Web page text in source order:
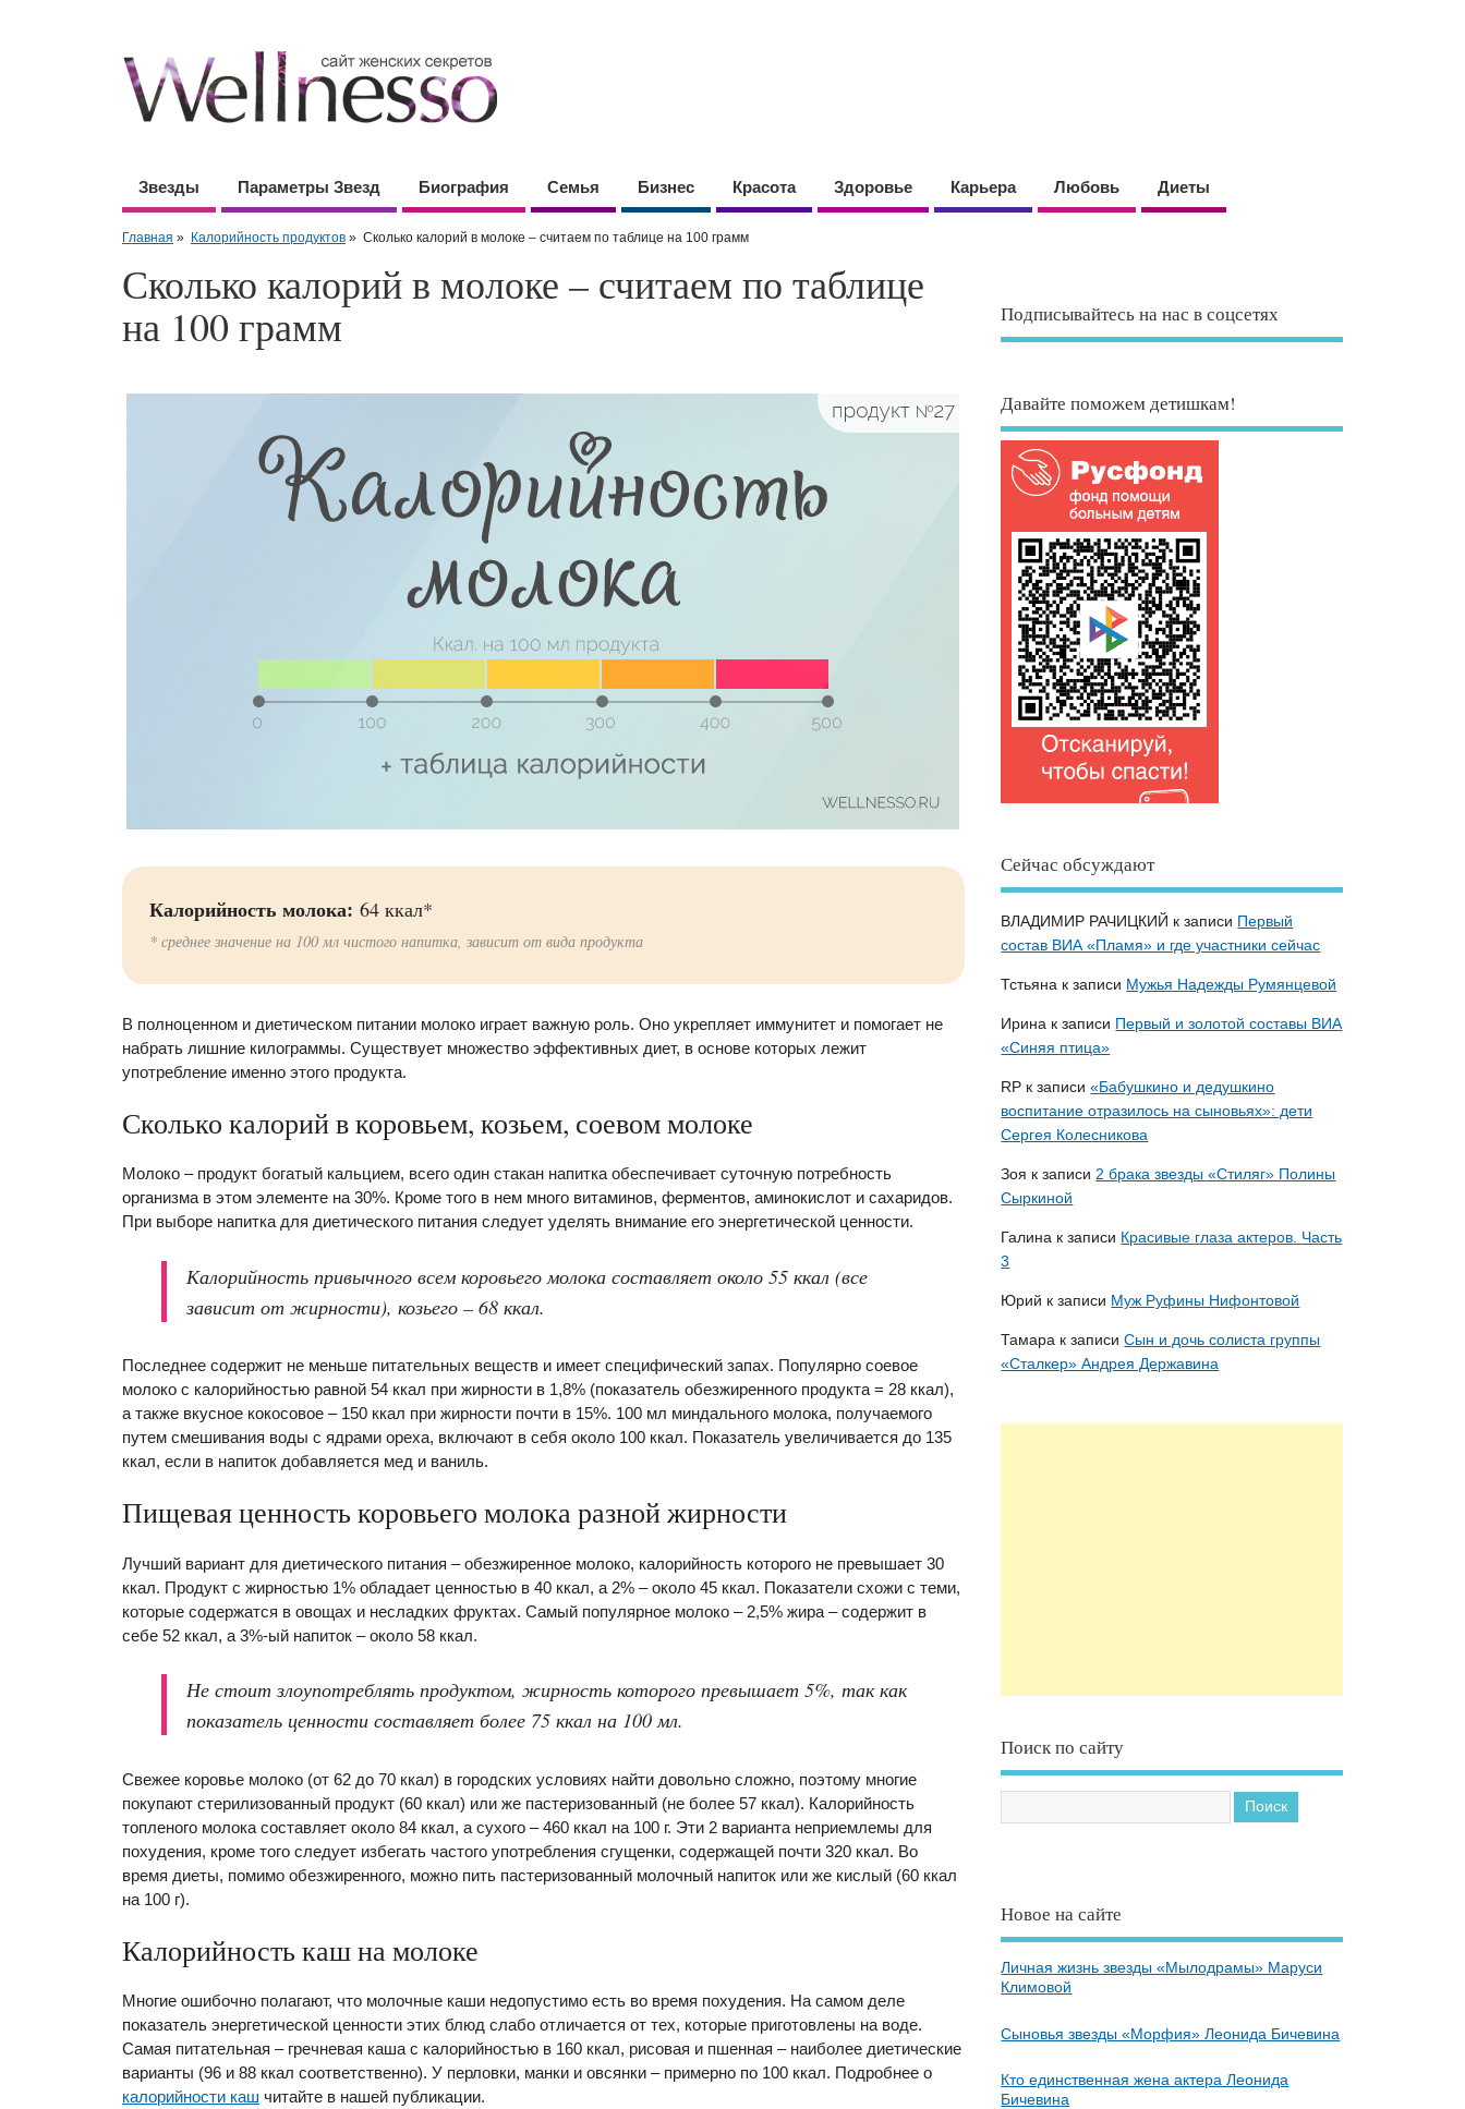
Звезды Параметры Звезд Биография Семья Бизнес Красота Здоровье Карьера Любовь Диеты
Главная » Калорийность продуктов » Сколько калорий в молоке – считаем по таблице на 100 грамм
Сколько калорий в молоке – считаем по таблице
на 100 грамм
Калорийность молока: 64 ккал*
* среднее значение на 100 мл чистого напитка, зависит от вида продукта
В полноценном и диетическом питании молоко играет важную роль. Оно укрепляет иммунитет и помогает не
набрать лишние килограммы. Существует множество эффективных диет, в основе которых лежит
употребление именно этого продукта.
Сколько калорий в коровьем, козьем, соевом молоке
Молоко – продукт богатый кальцием, всего один стакан напитка обеспечивает суточную потребность
организма в этом элементе на 30%. Кроме того в нем много витаминов, ферментов, аминокислот и сахаридов.
При выборе напитка для диетического питания следует уделять внимание его энергетической ценности.
Калорийность привычного всем коровьего молока составляет около 55 ккал (все
зависит от жирности), козьего – 68 ккал.
Последнее содержит не меньше питательных веществ и имеет специфический запах. Популярно соевое
молоко с калорийностью равной 54 ккал при жирности в 1,8% (показатель обезжиренного продукта = 28 ккал),
а также вкусное кокосовое – 150 ккал при жирности почти в 15%. 100 мл миндального молока, получаемого
путем смешивания воды с ядрами ореха, включают в себя около 100 ккал. Показатель увеличивается до 135
ккал, если в напиток добавляется мед и ваниль.
Пищевая ценность коровьего молока разной жирности
Лучший вариант для диетического питания – обезжиренное молоко, калорийность которого не превышает 30
ккал. Продукт с жирностью 1% обладает ценностью в 40 ккал, а 2% – около 45 ккал. Показатели схожи с теми,
которые содержатся в овощах и несладких фруктах. Самый популярное молоко – 2,5% жира – содержит в
себе 52 ккал, а 3%-ый напиток – около 58 ккал.
Не стоит злоупотреблять продуктом, жирность которого превышает 5%, так как
показатель ценности составляет более 75 ккал на 100 мл.
Свежее коровье молоко (от 62 до 70 ккал) в городских условиях найти довольно сложно, поэтому многие
покупают стерилизованный продукт (60 ккал) или же пастеризованный (не более 57 ккал). Калорийность
топленого молока составляет около 84 ккал, а сухого – 460 ккал на 100 г. Эти 2 варианта неприемлемы для
похудения, кроме того следует избегать частого употребления сгущенки, содержащей почти 320 ккал. Во
время диеты, помимо обезжиренного, можно пить пастеризованный молочный напиток или же кислый (60 ккал
на 100 г).
Калорийность каш на молоке
Многие ошибочно полагают, что молочные каши недопустимо есть во время похудения. На самом деле
показатель энергетической ценности этих блюд слабо отличается от тех, которые приготовлены на воде.
Самая питательная – гречневая каша с калорийностью в 160 ккал, рисовая и пшенная – наиболее диетические
варианты (96 и 88 ккал соответственно). У перловки, манки и овсянки – примерно по 100 ккал. Подробнее о
калорийности каш читайте в нашей публикации.
Подписывайтесь на нас в соцсетях
Давайте поможем детишкам!
Сейчас обсуждают
ВЛАДИМИР РАЧИЦКИЙ к записи Первый
состав ВИА «Пламя» и где участники сейчас
Тстьяна к записи Мужья Надежды Румянцевой
Ирина к записи Первый и золотой составы ВИА
«Синяя птица»
RP к записи«Бабушкино и дедушкино
воспитание отразилось на сыновьях»: дети
Сергея Колесникова
Зоя к записи 2 брака звезды «Стиляг» Полины
Сыркиной
Галина к записи Красивые глаза актеров. Часть
3
Юрий к записи Муж Руфины Нифонтовой
Тамара к записиСын и дочь солиста группы
«Сталкер» Андрея Державина
Поиск по сайту
Новое на сайте
Личная жизнь звезды «Мылодрамы» Маруси
Климовой
Сыновья звезды «Морфия» Леонида Бичевина
Кто единственная жена актера Леонида
Бичевина